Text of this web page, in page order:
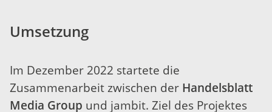
Umsetzung
Im Dezember 2022 startete die
Zusammenarbeit zwischen der Handelsblatt
Media Group und jambit. Ziel des Projektes